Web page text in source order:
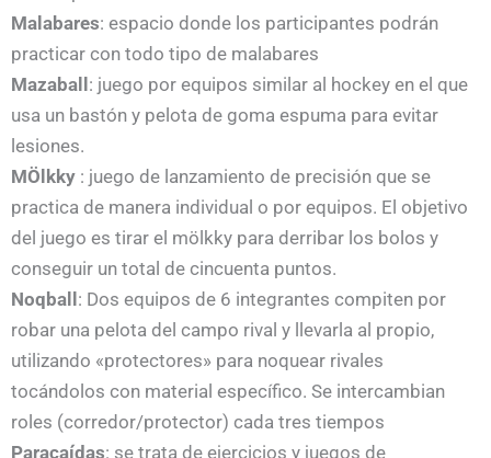
Malabares: espacio donde los participantes podrán
practicar con todo tipo de malabares
Mazaball: juego por equipos similar al hockey en el que
usa un bastón y pelota de goma espuma para evitar
lesiones.
MÖlkky : juego de lanzamiento de precisión que se
practica de manera individual o por equipos. El objetivo
del juego es tirar el mölkky para derribar los bolos y
conseguir un total de cincuenta puntos.
Noqball: Dos equipos de 6 integrantes compiten por
robar una pelota del campo rival y llevarla al propio,
utilizando «protectores» para noquear rivales
tocándolos con material específico. Se intercambian
roles (corredor/protector) cada tres tiempos
Paracaídas: se trata de ejercicios y juegos de